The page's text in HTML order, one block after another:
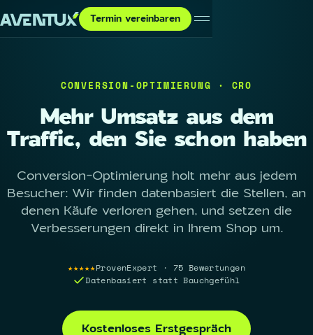
Termin vereinbaren
CONVERSION-OPTIMIERUNG · CRO
Mehr Umsatz aus dem
Traffic, den Sie schon haben
Conversion-Optimierung holt mehr aus jedem
Besucher: Wir finden datenbasiert die Stellen, an
denen Käufe verloren gehen, und setzen die
Verbesserungen direkt in Ihrem Shop um.
★★★★★ProvenExpert · 75 Bewertungen
Datenbasiert statt Bauchgefühl
Kostenloses Erstgespräch